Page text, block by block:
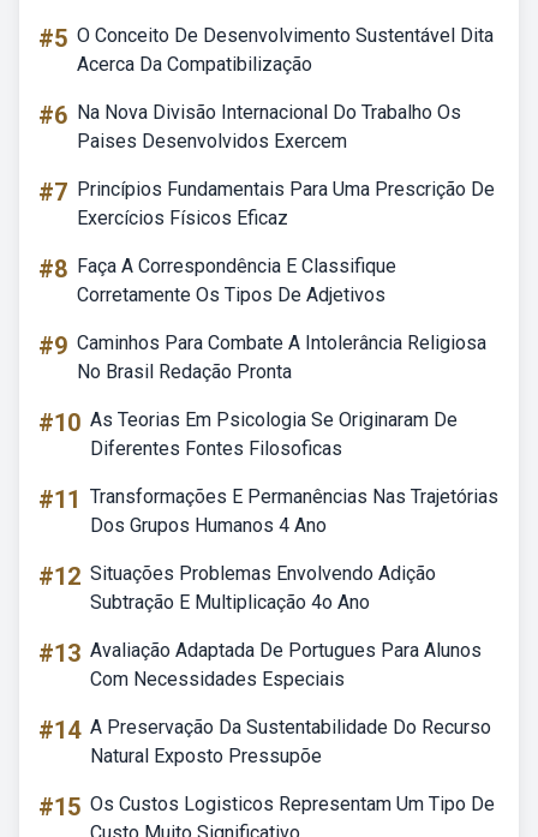
#5 O Conceito De Desenvolvimento Sustentável Dita
Acerca Da Compatibilização
#6 Na Nova Divisão Internacional Do Trabalho Os
Paises Desenvolvidos Exercem
#7 Princípios Fundamentais Para Uma Prescrição De
Exercícios Físicos Eficaz
#8 Faça A Correspondência E Classifique
Corretamente Os Tipos De Adjetivos
#9 Caminhos Para Combate A Intolerância Religiosa
No Brasil Redação Pronta
#10 As Teorias Em Psicologia Se Originaram De
Diferentes Fontes Filosoficas
#11 Transformações E Permanências Nas Trajetórias
Dos Grupos Humanos 4 Ano
#12 Situações Problemas Envolvendo Adição
Subtração E Multiplicação 4o Ano
#13 Avaliação Adaptada De Portugues Para Alunos
Com Necessidades Especiais
#14 A Preservação Da Sustentabilidade Do Recurso
Natural Exposto Pressupõe
#15 Os Custos Logisticos Representam Um Tipo De